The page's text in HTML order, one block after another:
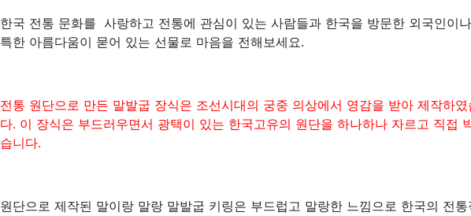
한국 전통 문화를 사랑하고 전통에 관심이 있는 사람들과 한국을 방문한 외국인이
특한 아름다움이 묻어 있는 선물로 마음을 전해보세요.
전통 원단으로 만든 말발굽 장식은 조선시대의 궁중 의상에서 영감을 받아 제작하였
다. 이 장식은 부드러우면서 광택이 있는 한국고유의 원단을 하나하나 자르고 직
습니다.
원단으로 제작된 말이랑 말랑 말발굽 키링은 부드럽고 말랑한 느낌으로 한국의 전